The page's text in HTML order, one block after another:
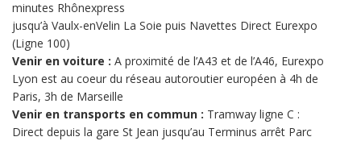
minutes Rhônexpress
jusqu’à Vaulx-enVelin La Soie puis Navettes Direct Eurexpo
(Ligne 100)
Venir en voiture : A proximité de l’A43 et de l’A46, Eurexpo
Lyon est au coeur du réseau autoroutier européen à 4h de
Paris, 3h de Marseille
Venir en transports en commun : Tramway ligne C :
Direct depuis la gare St Jean jusqu’au Terminus arrêt Parc